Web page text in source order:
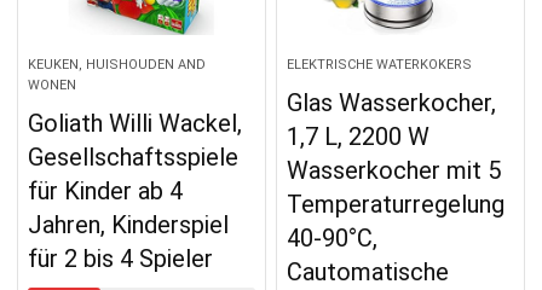
KEUKEN, HUISHOUDEN AND
WONEN
Goliath Willi Wackel,
Gesellschaftsspiele
für Kinder ab 4
Jahren, Kinderspiel
für 2 bis 4 Spieler
ELEKTRISCHE WATERKOKERS
Glas Wasserkocher,
1,7 L, 2200 W
Wasserkocher mit 5
Temperaturregelung
40-90°C,
Cautomatische